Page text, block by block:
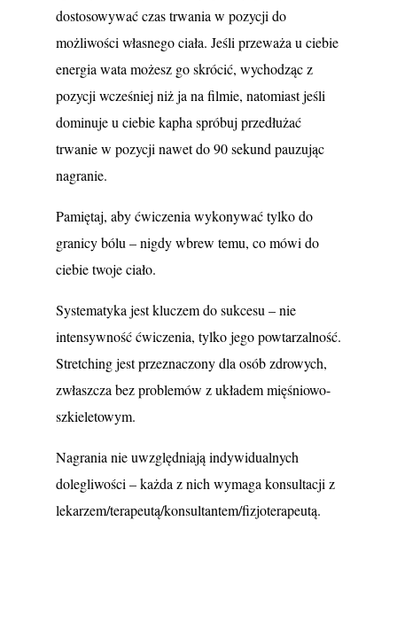
dostosowywać czas trwania w pozycji do
możliwości własnego ciała. Jeśli przeważa u ciebie
energia wata możesz go skrócić, wychodząc z
pozycji wcześniej niż ja na filmie, natomiast jeśli
dominuje u ciebie kapha spróbuj przedłużać
trwanie w pozycji nawet do 90 sekund pauzując
nagranie.
Pamiętaj, aby ćwiczenia wykonywać tylko do
granicy bólu – nigdy wbrew temu, co mówi do
ciebie twoje ciało.
Systematyka jest kluczem do sukcesu – nie
intensywność ćwiczenia, tylko jego powtarzalność.
Stretching jest przeznaczony dla osób zdrowych,
zwłaszcza bez problemów z układem mięśniowo-
szkieletowym.
Nagrania nie uwzględniają indywidualnych
dolegliwości – każda z nich wymaga konsultacji z
lekarzem/terapeutą/konsultantem/fizjoterapeutą.